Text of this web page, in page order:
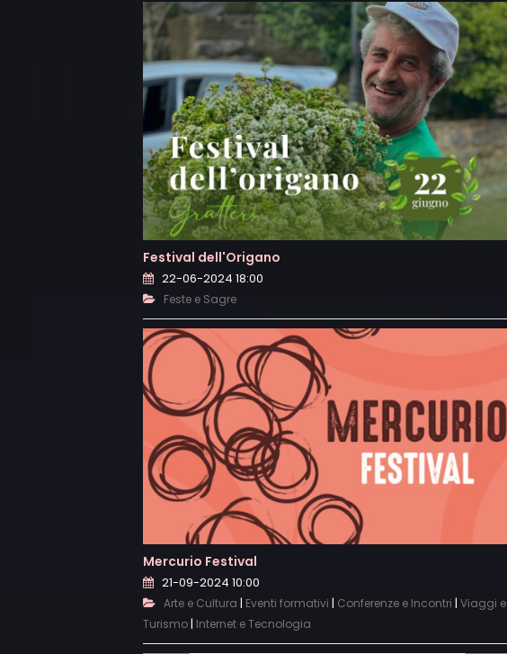
Festival dell'Origano
22-06-2024 18:00
Feste e Sagre
Mercurio Festival
21-09-2024 10:00
Arte e Cultura | Eventi formativi | Conferenze e Incontri | Viaggi e
Turismo| Internet e Tecnologia